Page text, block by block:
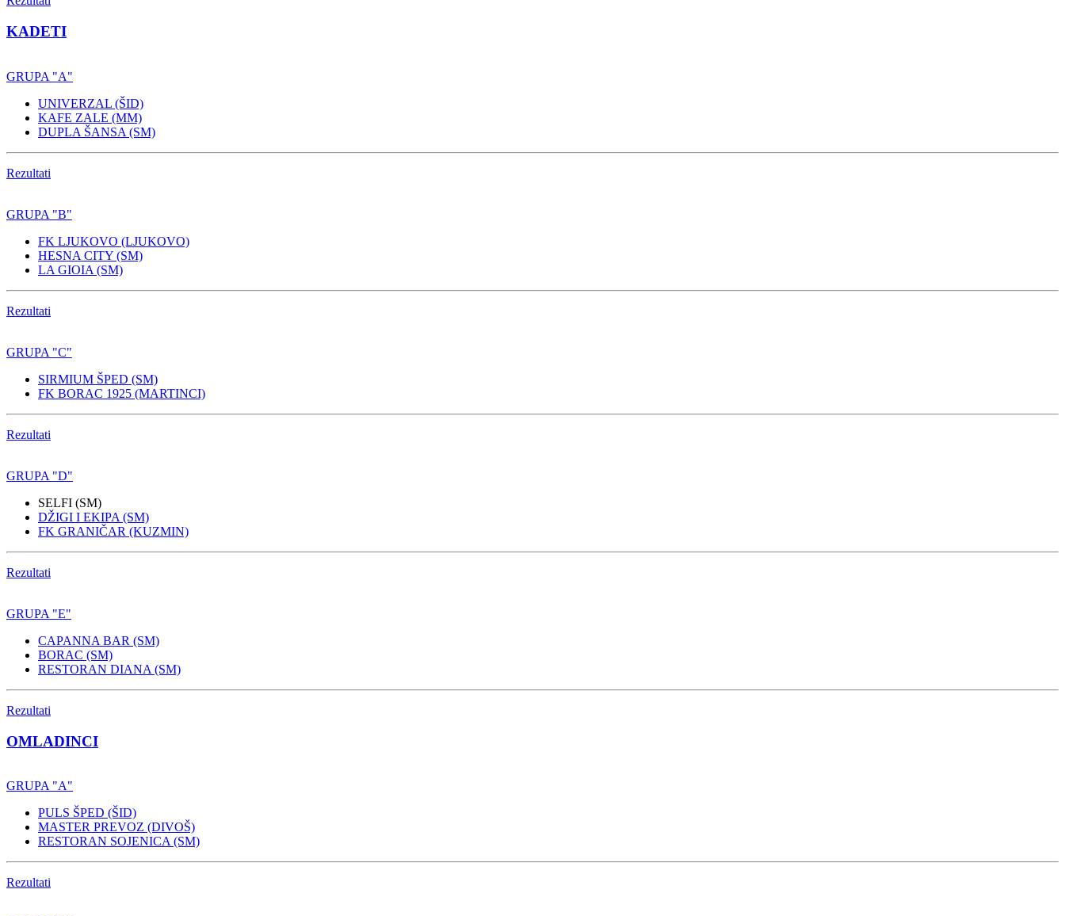
KADETI
GRUPA "A"
UNIVERZAL (ŠID)
KAFE ZALE (MM)
DUPLA ŠANSA (SM)
Rezultati
GRUPA "B"
FK LJUKOVO (LJUKOVO)
HESNA CITY (SM)
LA GIOIA (SM)
Rezultati
GRUPA "C"
SIRMIUM ŠPED (SM)
FK BORAC 1925 (MARTINCI)
Rezultati
GRUPA "D"
SELFI (SM)
DŽIGI I EKIPA (SM)
FK GRANIČAR (KUZMIN)
Rezultati
GRUPA "E"
CAPANNA BAR (SM)
BORAC (SM)
RESTORAN DIANA (SM)
Rezultati
OMLADINCI
GRUPA "A"
PULS ŠPED (ŠID)
MASTER PREVOZ (DIVOŠ)
RESTORAN SOJENICA (SM)
Rezultati